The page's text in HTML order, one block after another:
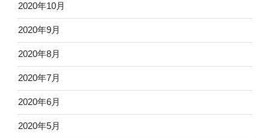
2020年10月
2020年9月
2020年8月
2020年7月
2020年6月
2020年5月